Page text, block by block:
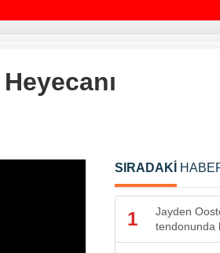
SIRADAKİ
1
Jayden
tendonunda